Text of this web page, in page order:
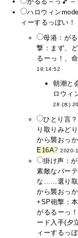
ハロウィン
ィーするっぽい！
母港：が
撃：まず、
るーっ！、
18:14:52
朝潮と
ロウィ
28 (水)
ひとり言
り取りみど
から襲おっ
E16A? 2020-
掛け声：
素敵なパー
な……選り取
から襲おっ
+SP砲撃：
がるるーっ
ード入手(夕
ィーするっ